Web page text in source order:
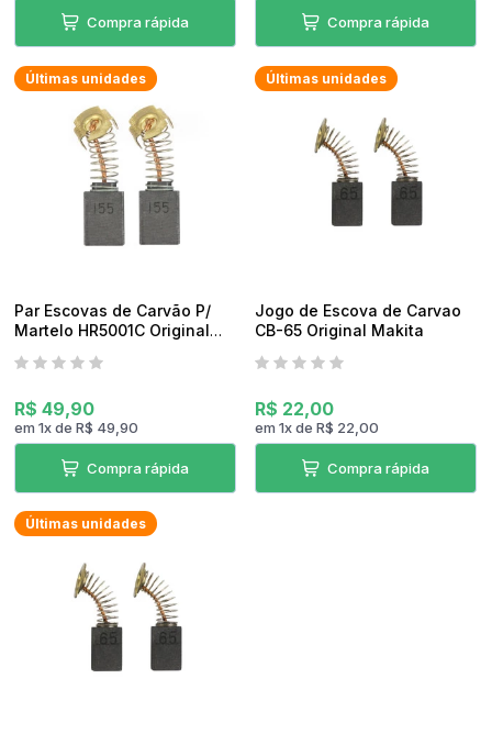
Compra rápida Compra rápida
Últimas unidades
Par Escovas de Carvão P/
Martelo HR5001C Original
R$ 49,90
em1xdeR$ 49,90
Compra rápida
Últimas unidades
Jogo de Escova de Carvao
CB-65 Original Makita
R$ 22,00
em1xdeR$ 22,00
Compra rápida
Últimas unidades